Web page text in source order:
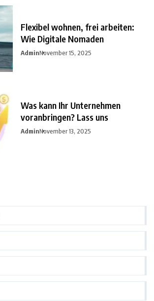
Flexibel wohnen, frei arbeiten:
Wie Digitale Nomaden
AdminNovember 15, 2025
Was kann Ihr Unternehmen
voranbringen? Lass uns
AdminNovember 13, 2025